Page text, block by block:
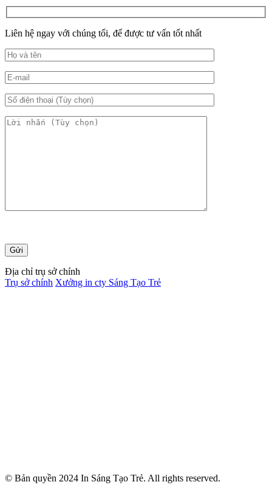
Liên hệ ngay với chúng tối, để được tư vấn tốt nhất
Địa chỉ trụ sở chính
Trụ sở chính Xưởng in cty Sáng Tạo Trẻ
© Bản quyền 2024 In Sáng Tạo Trẻ. All rights reserved.